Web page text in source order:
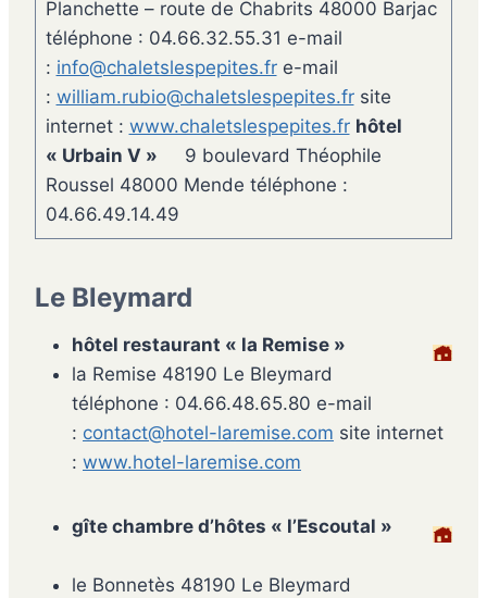
Planchette – route de Chabrits 48000 Barjac
téléphone : 04.66.32.55.31 e-mail
: info@chaletslespepites.fre-mail
: william.rubio@chaletslespepites.frsite
internet : www.chaletslespepites.fr hôtel
« Urbain V »
9 boulevard Théophile
Roussel 48000 Mende téléphone :
04.66.49.14.49
Le Bleymard
hôtel restaurant « la Remise »
la Remise 48190 Le Bleymard
téléphone : 04.66.48.65.80 e-mail
: contact@hotel-laremise.com site internet
: www.hotel-laremise.com
gîte chambre d’hôtes « l’Escoutal »
le Bonnetès 48190 Le Bleymard